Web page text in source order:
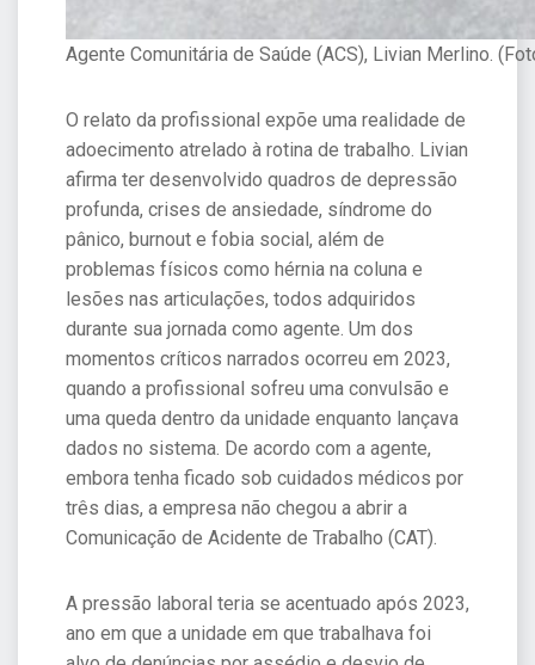
Agente Comunitária de Saúde (ACS), Livian Merlino.
O relato da profissional expõe uma realidade de
adoecimento atrelado à rotina de trabalho. Livian
afirma ter desenvolvido quadros de depressão
profunda, crises de ansiedade, síndrome do
pânico, burnout e fobia social, além de
problemas físicos como hérnia na coluna e
lesões nas articulações, todos adquiridos
durante sua jornada como agente. Um dos
momentos críticos narrados ocorreu em 2023,
quando a profissional sofreu uma convulsão e
uma queda dentro da unidade enquanto lançava
dados no sistema. De acordo com a agente,
embora tenha ficado sob cuidados médicos por
três dias, a empresa não chegou a abrir a
Comunicação de Acidente de Trabalho (CAT).
A pressão laboral teria se acentuado após 2023,
ano em que a unidade em que trabalhava foi